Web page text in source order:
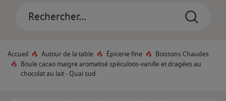
Accueil Autour de la table Épicerie fine
Boissons Chaudes
Boule cacao maigre aromatisé spéculoos-vanille et dragées au
chocolat au lait - Quai sud